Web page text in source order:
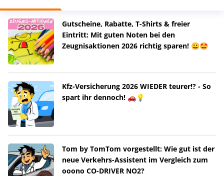
Gutscheine, Rabatte, T-Shirts & freier
Eintritt: Mit guten Noten bei den
Zeugnisaktionen 2026 richtig sparen! 😀🤩
Kfz-Versicherung 2026 WIEDER teurer!? - So
spart ihr dennoch! 🚗💡
Tom by TomTom vorgestellt: Wie gut ist der
neue Verkehrs-Assistent im Vergleich zum
ooono CO-DRIVER NO2?